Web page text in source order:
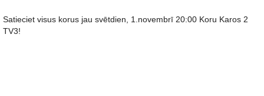
Satieciet visus korus jau svētdien, 1.novembrī 20:00 Koru Karos 2
TV3!